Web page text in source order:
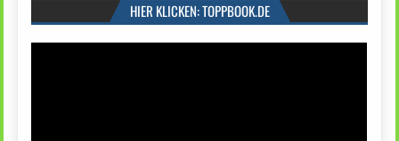
HIER KLICKEN: TOPPBOOK.DE